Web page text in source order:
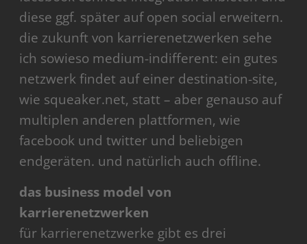
diese ggf. später auf open social erweitern.
die zukunft von karrierenetzwerken sehe
ich sowieso medium-indifferent: ein gutes
netzwerk findet auf einer destination-site,
wie squeaker.net, statt – aber genauso auf
multiplen anderen plattformen, wie
facebook und twitter und beliebigen
endgeräten. und natürlich auch offline.
das business model von
karrierenetzwerken
für karrierenetzwerke gibt es drei